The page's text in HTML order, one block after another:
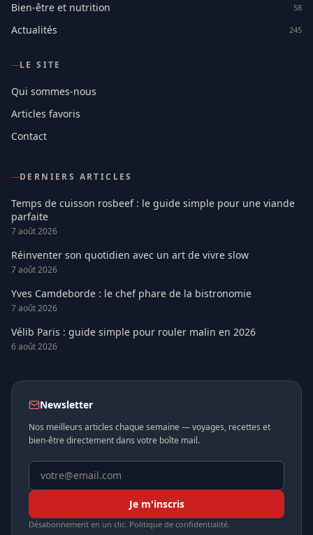
Bien-être et nutrition 58
Actualités 245
LE SITE
Qui sommes-nous
Articles favoris
Contact
DERNIERS ARTICLES
Temps de cuisson rosbeef : le guide simple pour une viande
parfaite
7 août 2026
Réinventer son quotidien avec un art de vivre slow
7 août 2026
Yves Camdeborde : le chef phare de la bistronomie
7 août 2026
Vélib Paris : guide simple pour rouler malin en 2026
6 août 2026
Newsletter
Nos meilleurs articles chaque semaine — voyages, recettes et
bien-être directement dans votre boîte mail.
Je m'inscris
Désabonnement en un clic. Politique de confidentialité.